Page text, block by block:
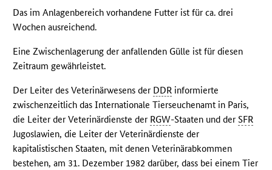
Das im Anlagenbereich vorhandene Futter ist für ca. drei
Wochen ausreichend.
Eine Zwischenlagerung der anfallenden Gülle ist für diesen
Zeitraum gewährleistet.
Der Leiter des Veterinärwesens der DDR informierte
zwischenzeitlich das Internationale Tierseuchenamt in Paris,
die Leiter der Veterinärdienste der RGW-Staaten und derSFR
Jugoslawien, die Leiter der Veterinärdienste der
kapitalistischen Staaten, mit denen Veterinärabkommen
bestehen, am 31. Dezember 1982 darüber, dass bei einem Tier